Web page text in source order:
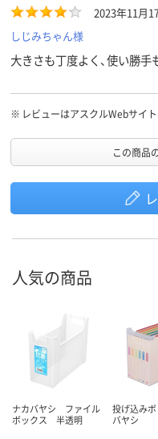
2023年11月
しじみちゃん様
大きさも丁度よく、使い勝手
※ レビューはアスクルWebサイト
この商品
人気の商品
ナカバヤシ ファイル
ボックス 半透明
投げ込み
バヤシ